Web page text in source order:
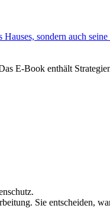
sondern auch
E-Book enthält
Sie entscheiden,